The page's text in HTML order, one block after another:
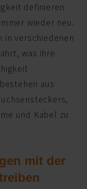
definieren
wieder neu.
in verschiedenen
was ihre
aus
und Kabel zu
mit der